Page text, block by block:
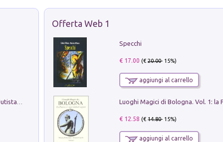
Offerta Web 1
Specchi
€ 17.00 (€20.00- 15%)
aggiungi al carrello
€ 12.58 (€14.80- 15%)
aggiungi al carrello